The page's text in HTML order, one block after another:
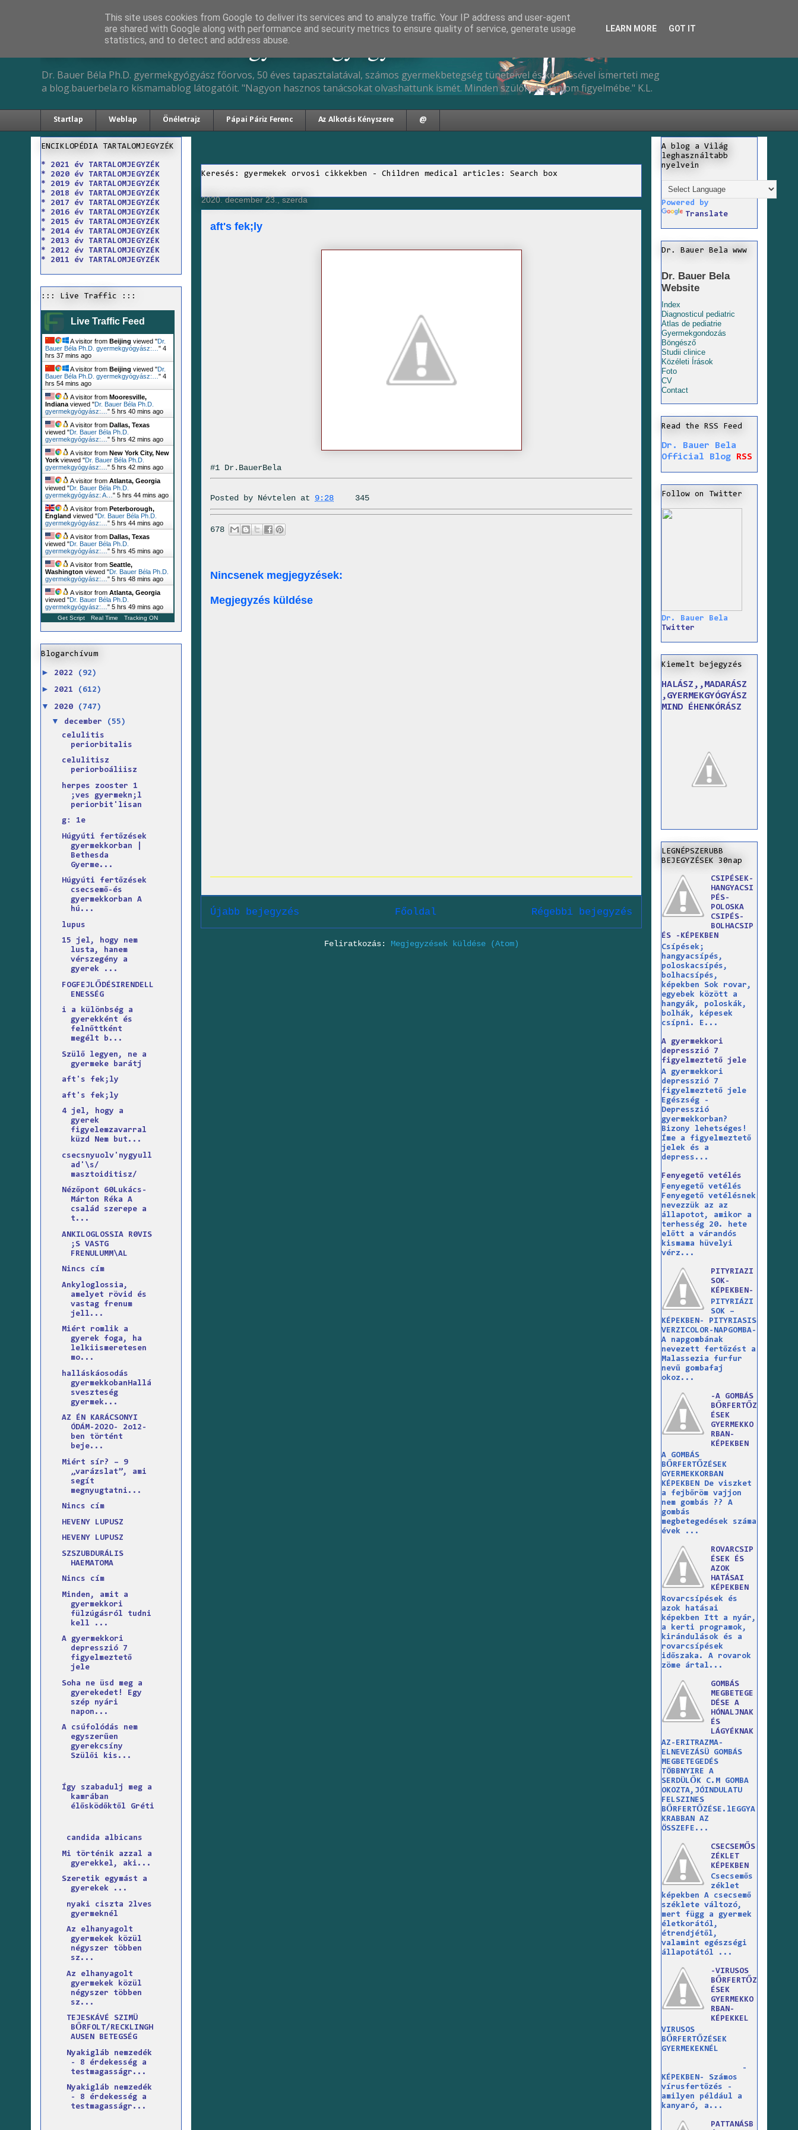
Dr. Bauer Béla Ph.D. gyermekgyógyász
Dr. Bauer Béla Ph.D. gyermekgyógyász főorvos, 50 éves tapasztalatával, számos gyermekbetegség tüneteivel és kezelésével ismerteti meg
a blog.bauerbela.ro kismamablog látogatóit. "Nagyon hasznos tanácsokat olvashattunk ismét. Minden szülőnek ajánlom figyelmébe." K.L.
Startlap Weblap Önéletrajz Pápai Páriz Ferenc Az Alkotás Kényszere @
Keresés: gyermekek orvosi cikkekben - Children medical articles: Search box
2020. december 23., szerda
aft's fek;ly
#1 Dr.BauerBela
Posted by Névtelen at 9:28 345
678
Nincsenek megjegyzések:
Megjegyzés küldése
Újabb bejegyzés Régebbi bejegyzés
Főoldal
Feliratkozás: Megjegyzések küldése (Atom)
ENCIKLOPÉDIA TARTALOMJEGYZÉK
* 2021 év TARTALOMJEGYZÉK
* 2020 év TARTALOMJEGYZÉK
* 2019 év TARTALOMJEGYZÉK
* 2018 év TARTALOMJEGYZÉK
* 2017 év TARTALOMJEGYZÉK
* 2016 év TARTALOMJEGYZÉK
* 2015 év TARTALOMJEGYZÉK
* 2014 év TARTALOMJEGYZÉK
* 2013 év TARTALOMJEGYZÉK
* 2012 év TARTALOMJEGYZÉK
* 2011 év TARTALOMJEGYZÉK
::: Live Traffic :::
Live Traffic Feed
A visitor from Beijing viewed "Dr.
Bauer Béla Ph.D. gyermekgyógyász:… " 4
hrs 37 mins ago
A visitor from Beijing viewed "Dr.
Bauer Béla Ph.D. gyermekgyógyász:… " 4
hrs 54 mins ago
A visitor from Mooresville,
Indiana viewed "Dr. Bauer Béla Ph.D.
gyermekgyógyász:… " 5 hrs 40 mins ago
A visitor from Dallas, Texas
viewed "Dr. Bauer Béla Ph.D.
gyermekgyógyász:… " 5 hrs 42 mins ago
A visitor from New York City, New
York viewed "Dr. Bauer Béla Ph.D.
gyermekgyógyász:… " 5 hrs 42 mins ago
A visitor from Atlanta, Georgia
viewed "Dr. Bauer Béla Ph.D.
gyermekgyógyász: A… " 5 hrs 44 mins ago
A visitor from Peterborough,
England viewed "Dr. Bauer Béla Ph.D.
gyermekgyógyász:… " 5 hrs 44 mins ago
A visitor from Dallas, Texas
viewed "Dr. Bauer Béla Ph.D.
gyermekgyógyász:… " 5 hrs 45 mins ago
A visitor from Seattle,
Washington viewed "Dr. Bauer Béla Ph.D.
gyermekgyógyász:… " 5 hrs 48 mins ago
A visitor from Atlanta, Georgia
viewed "Dr. Bauer Béla Ph.D.
gyermekgyógyász:… " 5 hrs 49 mins ago
Get Script Real Time Tracking ON
Blogarchívum
► 2022 (92)
► 2021 (612)
▼ 2020 (747)
▼ december
(55)
celulitis
periorbitalis
celulitisz
periorboáliisz
herpes zooster 1
;ves gyermekn;l
periorbit'lisan
g: 1e
Húgyúti fertőzések
gyermekkorban |
Bethesda
Gyerme...
Húgyúti fertőzések
csecsemő-és
gyermekkorban A
hú...
lupus
15 jel, hogy nem
lusta, hanem
vérszegény a
gyerek ...
FOGFEJLŐDÉSIRENDELL
ENESSÉG
i a különbség a
gyerekként és
felnőttként
megélt b...
Szülő legyen, ne a
gyermeke barátj
aft's fek;ly
aft's fek;ly
4 jel, hogy a
gyerek
figyelemzavarral
küzd Nem but...
csecsnyuolv'nygyull
ad'\s/
masztoiditisz/
Nézőpont 60Lukács-
Márton Réka A
család szerepe a
t...
ANKILOGLOSSIA R0VIS
;S VASTG
FRENULUMM\AL
Nincs cím
Ankyloglossia,
amelyet rövid és
vastag frenum
jell...
Miért romlik a
gyerek foga, ha
lelkiismeretesen
mo...
halláskáosodás
gyermekkobanHallá
sveszteség
gyermek...
AZ ÉN KARÁCSONYI
ÓDÁM-2O2O- 2o12-
ben történt
beje...
Miért sír? – 9
„varázslat”, ami
segít
megnyugtatni...
Nincs cím
HEVENY LUPUSZ
HEVENY LUPUSZ
SZSZUBDURÁLIS
HAEMATOMA
Nincs cím
Minden, amit a
gyermekkori
fülzúgásról tudni
kell ...
A gyermekkori
depresszió 7
figyelmeztető
jele
Soha ne üsd meg a
gyerekedet! Egy
szép nyári
napon...
A csúfolódás nem
egyszerűen
gyerekcsíny
Szülői kis...
Így szabadulj meg a
kamrában
élősködőktől Gréti
candida albicans
Mi történik azzal a
gyerekkel, aki...
Szeretik egymást a
gyerekek ...
nyaki ciszta 2lves
gyermeknél
Az elhanyagolt
gyermekek közül
négyszer többen
sz...
Az elhanyagolt
gyermekek közül
négyszer többen
sz...
TEJESKÁVÉ SZIMÜ
BŐRFOLT/RECKLINGH
AUSEN BETEGSÉG
Nyakigláb nemzedék
- 8 érdekesség a
testmagasságr...
Nyakigláb nemzedék
- 8 érdekesség a
testmagasságr...
A blog a Világ
leghasználtabb
nyelvein
Powered by
Translate
Dr. Bauer Bela www
Dr. Bauer Bela
Website
Index
Diagnosticul pediatric
Atlas de pediatrie
Gyermekgondozás
Böngésző
Studii clinice
Közéleti Írások
Foto
CV
Contact
Read the RSS Feed
Dr. Bauer Bela
Official Blog
RSS
Follow on Twitter
Dr. Bauer Bela
Twitter
Kiemelt bejegyzés
HALÁSZ,,MADARÁSZ
,GYERMEKGYÓGYÁSZ
MIND ÉHENKÓRÁSZ
LEGNÉPSZERUBB
BEJEGYZÉSEK 30nap
CSIPÉSEK-
HANGYACSI
PÉS-
POLOSKA
CSIPÉS-
BOLHACSIP
ÉS -KÉPEKBEN
Csípések;
hangyacsípés,
poloskacsípés,
bolhacsípés,
képekben Sok rovar,
egyebek között a
hangyák, poloskák,
bolhák, képesek
csípni. E...
A gyermekkori
depresszió 7
figyelmeztető jele
A gyermekkori
depresszió 7
figyelmeztető jele
Egészség -
Depresszió
gyermekkorban?
Bizony lehetséges!
Íme a figyelmeztető
jelek és a
depress...
Fenyegető vetélés
Fenyegető vetélés
Fenyegető vetélésnek
nevezzük az az
állapotot, amikor a
terhesség 20. hete
előtt a várandós
kismama hüvelyi
vérz...
PITYRIAZI
SOK-
KÉPEKBEN-
PITYRIÁZI
SOK –
KÉPEKBEN- PITYRIASIS
VERZICOLOR-NAPGOMBA-
A napgombának
nevezett fertőzést a
Malassezia furfur
nevű gombafaj
okoz...
-A GOMBÁS
BŐRFERTŐZ
ÉSEK
GYERMEKKO
RBAN-
KÉPEKBEN
A GOMBÁS
BŐRFERTŐZÉSEK
GYERMEKKORBAN
KÉPEKBEN De viszket
a fejbőröm vajjon
nem gombás ?? A
gombás
megbetegedések száma
évek ...
ROVARCSIP
ÉSEK ÉS
AZOK
HATÁSAI
KÉPEKBEN
Rovarcsípések és
azok hatásai
képekben Itt a nyár,
a kerti programok,
kirándulások és a
rovarcsípések
időszaka. A rovarok
zöme ártal...
GOMBÁS
MEGBETEGE
DÉSE A
HÓNALJNAK
ÉS
LÁGYÉKNAK
AZ-ERITRAZMA-
ELNEVEZÁSÜ GOMBÁS
MEGBETEGEDÉS
TÖBBNYIRE A
SERDÜLŐK C.M GOMBA
OKOZTA,JÓINDULATU
FELSZINES
BŐRFERTŐZÉSE.lEGGYA
KRABBAN AZ
ÖSSZEFE...
CSECSEMŐS
ZÉKLET
KÉPEKBEN
Csecsemős
zéklet
képekben A csecsemő
széklete változó,
mert függ a gyermek
életkorától,
étrendjétől,
valamint egészségi
állapotától ...
-VIRUSOS
BŐRFERTŐZ
ÉSEK
GYERMEKKO
RBAN-
KÉPEKKEL
VIRUSOS
BŐRFERTŐZÉSEK
GYERMEKEKNÉL
-
KÉPEKBEN- Számos
vírusfertőzés -
amilyen például a
kanyaró, a...
PATTANÁSB
This site uses cookies from Google to deliver its services and to analyze traffic. Your IP address and user-agent
are shared with Google along with performance and security metrics to ensure quality of service, generate usage
statistics, and to detect and address abuse.
LEARN MORE GOT IT